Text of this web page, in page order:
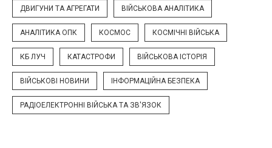
ДВИГУНИ ТА АГРЕГАТИ ВІЙСЬКОВА АНАЛІТИКА
АНАЛІТИКА ОПК КОСМОС КОСМІЧНІ ВІЙСЬКА
КБ ЛУЧ КАТАСТРОФИ ВІЙСЬКОВА ІСТОРІЯ
ВІЙСЬКОВІ НОВИНИ ІНФОРМАЦІЙНА БЕЗПЕКА
РАДІОЕЛЕКТРОННІ ВІЙСЬКА ТА ЗВ'ЯЗОК